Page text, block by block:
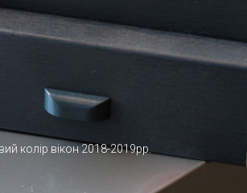
колір вікон 2018-2019рр.